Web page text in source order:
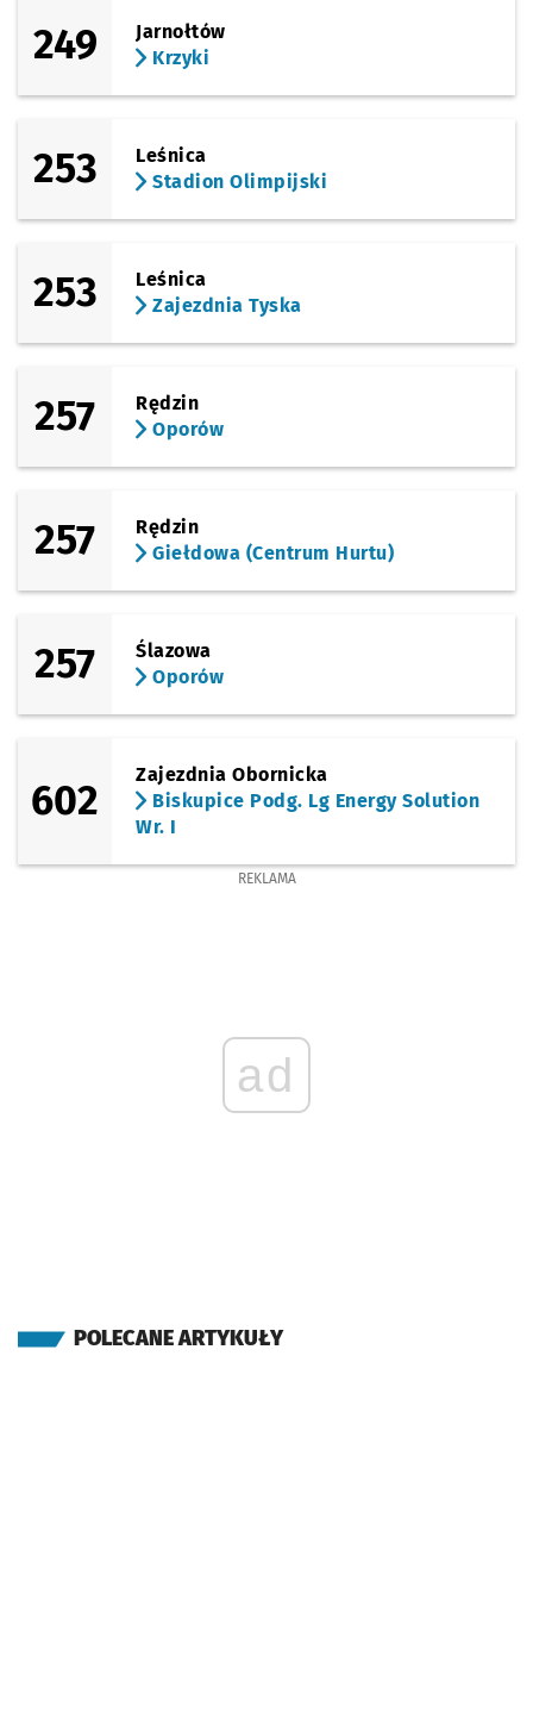
249
Jarnołtów
Krzyki
253
Leśnica
Stadion Olimpijski
253
Leśnica
Zajezdnia Tyska
257
Rędzin
Oporów
257
Rędzin
Giełdowa (Centrum Hurtu)
257
Ślazowa
Oporów
602
Zajezdnia Obornicka
Biskupice Podg. Lg Energy Solution
Wr. I
REKLAMA
ad
POLECANE ARTYKUŁY